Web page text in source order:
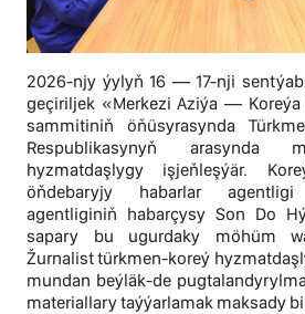
2026-njy ýylyň 16 — 17-nji
geçiriljek «Merkezi Aziýa —
sammitiniň öňüsyrasynda
Respublikasynyň arasynda
hyzmatdaşlygy işjeňleşýär.
öňdebaryjy habarlar
agentliginiň habarçysy Son Do
sapary bu ugurdaky möhüm
Žurnalist türkmen-koreý
mundan beýläk-de
materiallary taýýarlamak maksady